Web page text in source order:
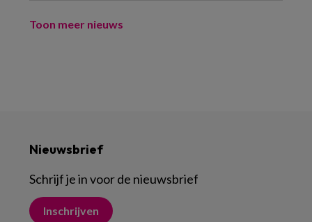
Toon meer nieuws
Nieuwsbrief
Schrijf je in voor de nieuwsbrief
Inschrijven